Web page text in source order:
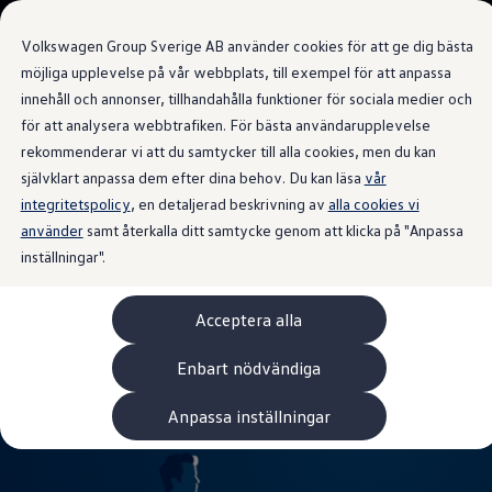
Volkswagen Group Sverige AB använder cookies för att ge dig bästa
möjliga upplevelse på vår webbplats, till exempel för att anpassa
innehåll och annonser, tillhandahålla funktioner för sociala medier och
för att analysera webbtrafiken. För bästa användarupplevelse
rekommenderar vi att du samtycker till alla cookies, men du kan
självklart anpassa dem efter dina behov. Du kan läsa vår
integritetspolicy, en detaljerad beskrivning av alla cookies vi
användersamt återkalla ditt samtycke genom att klicka på "Anpassa
inställningar".
Acceptera alla
Enbart nödvändiga
Anpassa inställningar
Gå till
huvudinnehåll
Gå till
sidfot
Bygg din bil
Nya bilar i lager
Golf Sportscombi
Pressen testar Golf Sportscombi
Lär dig om våra modellversioner
Boka provkörning
Äga
Service
Originalservice
Originalservice 4+
Skadereparation
ServiceCam
Service av elbilar
Tillbehör
Interiör- och exteriörskydd
Underhållning och elektronik
Laddbox och laddningskablar
Modellspecifika tillbehör
Värmepumpen
sparar på elen
Värmepumpen till ID.-familjen ger en energieffektiv
uppvärmning invändigt, vilket sparar på batteriet. I Sverige
tillval till ID.3 Neo.